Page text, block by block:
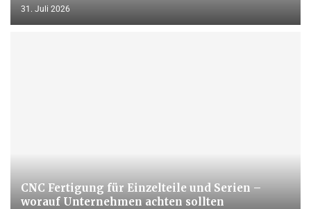
31. Juli 2026
CNC Fertigung für Einzelteile und Serien –
worauf Unternehmen achten sollten